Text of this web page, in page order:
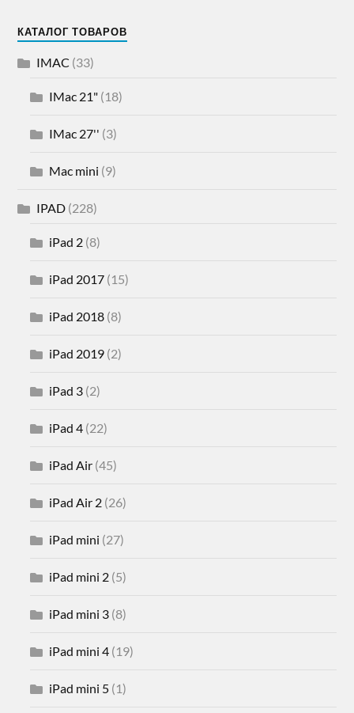
КАТАЛОГ ТОВАРОВ
IMAC (33)
IMac 21" (18)
IMac 27'' (3)
Mac mini (9)
IPAD (228)
iPad 2 (8)
iPad 2017 (15)
iPad 2018 (8)
iPad 2019 (2)
iPad 3 (2)
iPad 4 (22)
iPad Air (45)
iPad Air 2 (26)
iPad mini (27)
iPad mini 2 (5)
iPad mini 3 (8)
iPad mini 4 (19)
iPad mini 5 (1)